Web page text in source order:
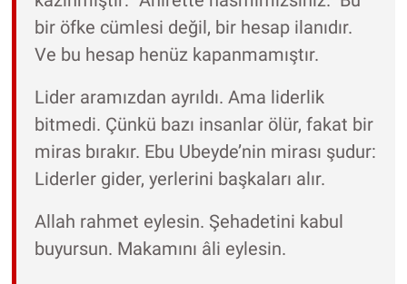
bir öfke cümlesi değil, bir hesap ilanıdır.
Ve bu hesap henüz kapanmamıştır.
Lider aramızdan ayrıldı. Ama liderlik
bitmedi. Çünkü bazı insanlar ölür, fakat bir
miras bırakır. Ebu Ubeyde’nin mirası şudur:
Liderler gider, yerlerini başkaları alır.
Allah rahmet eylesin. Şehadetini kabul
buyursun. Makamını âli eylesin.